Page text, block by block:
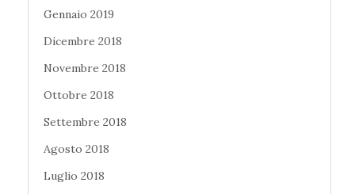
Gennaio 2019
Dicembre 2018
Novembre 2018
Ottobre 2018
Settembre 2018
Agosto 2018
Luglio 2018